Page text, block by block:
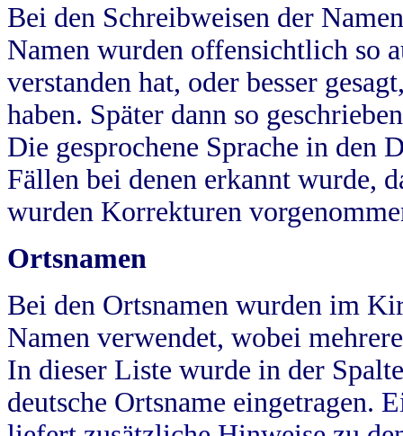
Bei den Schreibweisen der
Namen wurden offensichtlich so
verstanden hat, oder besser
haben. Später dann so
Die gesprochene Sprache in
Fällen bei denen erkannt wurde,
wurden Korrekturen
Ortsnamen
Bei den Ortsnamen wurden im
Namen verwendet, wobei
In dieser Liste wurde in der
deutsche Ortsname eingetragen.